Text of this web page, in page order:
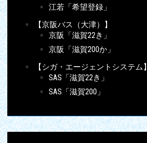
江若「希望登録」
【京阪バス（大津）】
京阪「滋賀22き」
京阪「滋賀200か」
【シガ・エージェントシステム】
SAS「滋賀22き」
SAS「滋賀200」